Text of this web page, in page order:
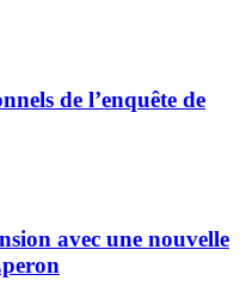
de l’enquête de
avec une nouvelle